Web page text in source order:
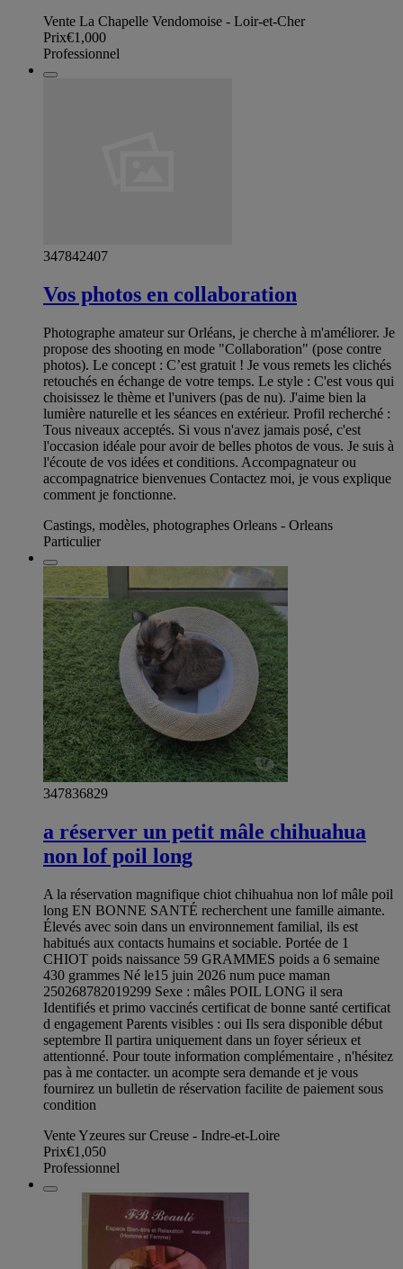
Vente La Chapelle Vendomoise - Loir-et-Cher
Prix€1,000
Professionnel
347842407
Vos photos en collaboration
Photographe amateur sur Orléans, je cherche à m'améliorer. Je
propose des shooting en mode "Collaboration" (pose contre
photos). Le concept : C’est gratuit ! Je vous remets les clichés
retouchés en échange de votre temps. Le style : C'est vous qui
choisissez le thème et l'univers (pas de nu). J'aime bien la
lumière naturelle et les séances en extérieur. Profil recherché :
Tous niveaux acceptés. Si vous n'avez jamais posé, c'est
l'occasion idéale pour avoir de belles photos de vous. Je suis à
l'écoute de vos idées et conditions. Accompagnateur ou
accompagnatrice bienvenues Contactez moi, je vous explique
comment je fonctionne.
Castings, modèles, photographes Orleans - Orleans
Particulier
347836829
a réserver un petit mâle chihuahua
non lof poil long
A la réservation magnifique chiot chihuahua non lof mâle poil
long EN BONNE SANTÉ recherchent une famille aimante.
Élevés avec soin dans un environnement familial, ils est
habitués aux contacts humains et sociable. Portée de 1
CHIOT poids naissance 59 GRAMMES poids a 6 semaine
430 grammes Né le15 juin 2026 num puce maman
250268782019299 Sexe : mâles POIL LONG il sera
Identifiés et primo vaccinés certificat de bonne santé certificat
d engagement Parents visibles : oui Ils sera disponible début
septembre Il partira uniquement dans un foyer sérieux et
attentionné. Pour toute information complémentaire , n'hésitez
pas à me contacter. un acompte sera demande et je vous
fournirez un bulletin de réservation facilite de paiement sous
condition
Vente Yzeures sur Creuse - Indre-et-Loire
Prix€1,050
Professionnel